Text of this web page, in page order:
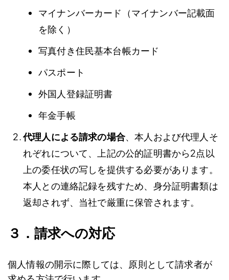
マイナンバーカード（マイナンバー記載面
を除く）
写真付き住民基本台帳カード
パスポート
外国人登録証明書
年金手帳
代理人による請求の場合、本人および代理人そ
れぞれについて、上記の公的証明書から2点以
上の委任状の写しを提供する必要があります。
本人との連絡記録を残すため、身分証明書類は
返却されず、当社で厳重に保管されます。
３．請求への対応
個人情報の開示に際しては、原則として請求者が